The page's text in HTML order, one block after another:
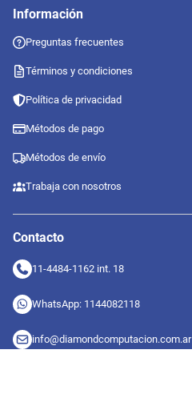
Información
Preguntas frecuentes
Términos y condiciones
Política de privacidad
Métodos de pago
Métodos de envío
Trabaja con nosotros
Contacto
11-4484-1162 int. 18
WhatsApp: 1144082118
info@diamondcomputacion.com.ar